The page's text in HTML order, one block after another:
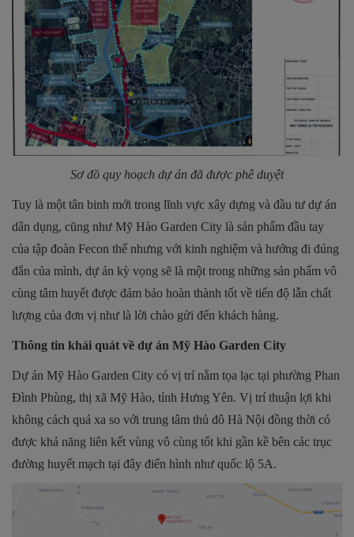
Sơ đồ quy hoạch dự án đã được phê duyệt
Tuy là một tân binh mới trong lĩnh vực xây dựng và đầu tư dự án
dân dụng, cũng như Mỹ Hào Garden City là sản phẩm đầu tay
của tập đoàn Fecon thế nhưng với kinh nghiệm và hướng đi đúng
đắn của mình, dự án kỳ vọng sẽ là một trong những sản phẩm vô
cùng tâm huyết được đảm bảo hoàn thành tốt về tiến độ lẫn chất
lượng của đơn vị như là lời chào gửi đến khách hàng.
Thông tin khái quát về dự án Mỹ Hào Garden City
Dự án Mỹ Hào Garden City có vị trí nằm tọa lạc tại phường Phan
Đình Phùng, thị xã Mỹ Hào, tỉnh Hưng Yên. Vị trí thuận lợi khi
không cách quá xa so với trung tâm thủ đô Hà Nội đồng thời có
được khả năng liên kết vùng vô cùng tốt khi gần kề bên các trục
đường huyết mạch tại đây điển hình như quốc lộ 5A.